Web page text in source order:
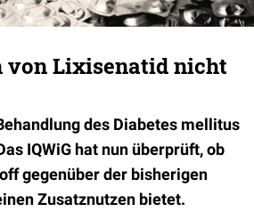
von Lixisenatid nicht
des Diabetes mellitus
IQWiG hat nun überprüft, ob
gegenüber der bisherigen
Zusatznutzen bietet.